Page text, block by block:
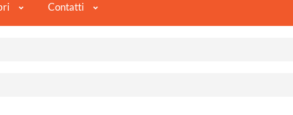
Contatti